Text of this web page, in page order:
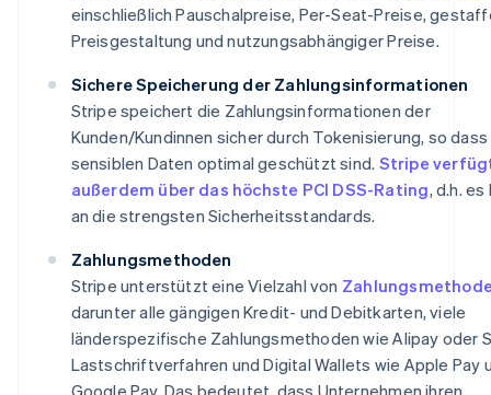
einschließlich Pauschalpreise, Per-Seat-Preise,
Preisgestaltung und nutzungsabhängiger Preise.
Sichere Speicherung der Zahlungsinformationen
Stripe speichert die Zahlungsinformationen der
Kunden/Kundinnen sicher durch Tokenisierung, so dass
sensiblen Daten optimal geschützt sind. Stripe
außerdem über das höchste PCI DSS-Rating, d.h.
an die strengsten Sicherheitsstandards.
Zahlungsmethoden
Stripe unterstützt eine Vielzahl von
darunter alle gängigen Kredit- und Debitkarten, viele
länderspezifische Zahlungsmethoden wie Alipay oder
Lastschriftverfahren und Digital Wallets wie Apple Pay
Google Pay. Das bedeutet, dass Unternehmen ihren